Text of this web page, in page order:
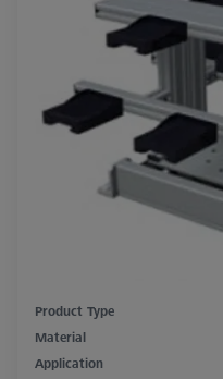
Product Type
Material
Application